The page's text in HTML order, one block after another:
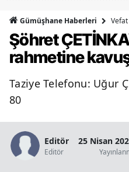
Gümüşhane Haberleri Vefat
Şöhret
rahmetine
Taziye Telefonu: Uğur
80
Editör
Editör
25 Nisan